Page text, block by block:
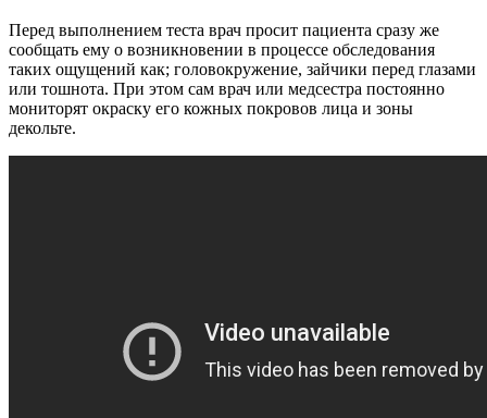
Перед выполнением теста врач просит пациента сразу же
сообщать ему о возникновении в процессе обследования
таких ощущений как; головокружение, зайчики перед глазами
или тошнота. При этом сам врач или медсестра постоянно
мониторят окраску его кожных покровов лица и зоны
декольте.